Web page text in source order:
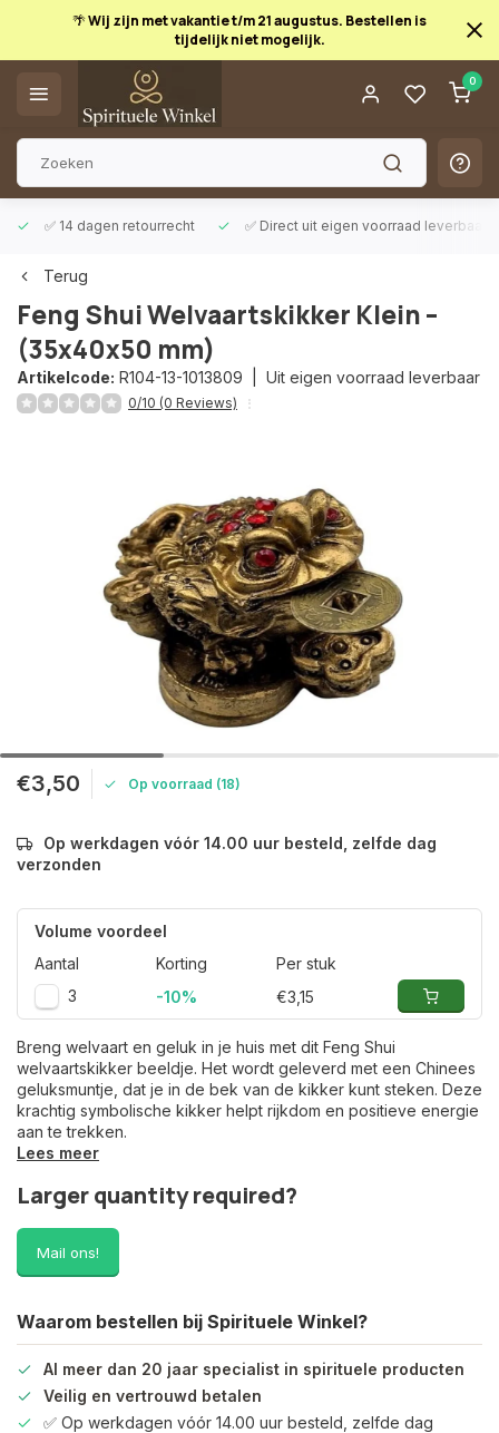
🌴 Wij zijn met vakantie t/m 21 augustus. Bestellen is
tijdelijk niet mogelijk.
0
✅ 14 dagen retourrecht ✅ Direct uit eigen voorraad leverbaar
Terug
Feng Shui Welvaartskikker Klein –
(35x40x50 mm)
Artikelcode: R104-13-1013809 | Uit eigen voorraad leverbaar
0/10 (0 Reviews)
€3,50 Op voorraad (18)
Op werkdagen vóór 14.00 uur besteld, zelfde dag
verzonden
Volume voordeel
Aantal
Korting
Per stuk
3
-10% €3,15
Breng welvaart en geluk in je huis met dit Feng Shui
welvaartskikker beeldje. Het wordt geleverd met een Chinees
geluksmuntje, dat je in de bek van de kikker kunt steken. Deze
krachtig symbolische kikker helpt rijkdom en positieve energie
aan te trekken.
Lees meer
Larger quantity required?
Mail ons!
Waarom bestellen bij Spirituele Winkel?
Al meer dan 20 jaar specialist in spirituele producten
Veilig en vertrouwd betalen
✅ Op werkdagen vóór 14.00 uur besteld, zelfde dag